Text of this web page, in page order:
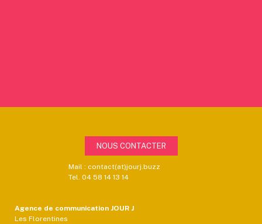
NOUS CONTACTER
Mail : contact(at)jourj.buzz
Tel. 04 58 14 13 14
Agence de communication JOUR J
Les Florentines